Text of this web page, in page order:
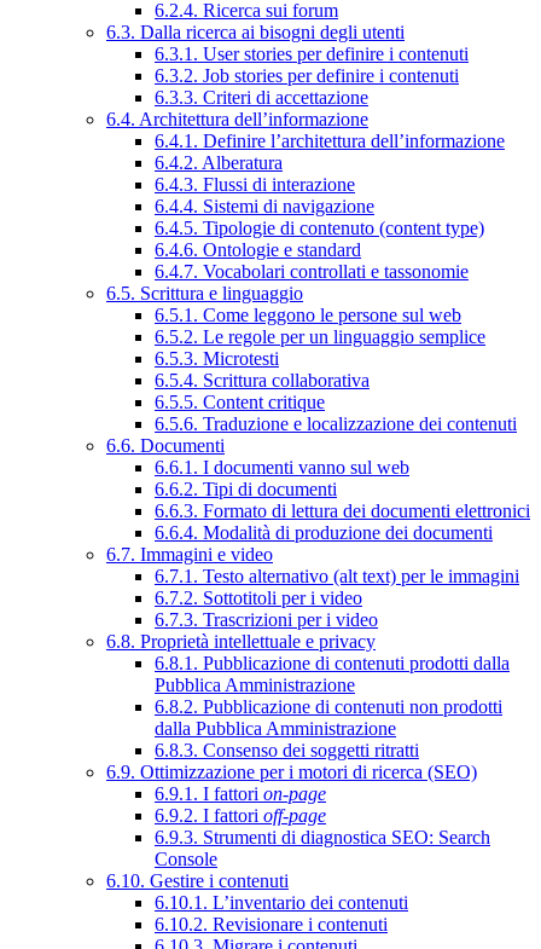
6.2.4. Ricerca sui forum
6.3. Dalla ricerca ai bisogni degli utenti
6.3.1. User stories per definire i contenuti
6.3.2. Job stories per definire i contenuti
6.3.3. Criteri di accettazione
6.4. Architettura dell’informazione
6.4.1. Definire l’architettura dell’informazione
6.4.2. Alberatura
6.4.3. Flussi di interazione
6.4.4. Sistemi di navigazione
6.4.5. Tipologie di contenuto (content type)
6.4.6. Ontologie e standard
6.4.7. Vocabolari controllati e tassonomie
6.5. Scrittura e linguaggio
6.5.1. Come leggono le persone sul web
6.5.2. Le regole per un linguaggio semplice
6.5.3. Microtesti
6.5.4. Scrittura collaborativa
6.5.5. Content critique
6.5.6. Traduzione e localizzazione dei contenuti
6.6. Documenti
6.6.1. I documenti vanno sul web
6.6.2. Tipi di documenti
6.6.3. Formato di lettura dei documenti elettronici
6.6.4. Modalità di produzione dei documenti
6.7. Immagini e video
6.7.1. Testo alternativo (alt text) per le immagini
6.7.2. Sottotitoli per i video
6.7.3. Trascrizioni per i video
6.8. Proprietà intellettuale e privacy
6.8.1. Pubblicazione di contenuti prodotti dalla
Pubblica Amministrazione
6.8.2. Pubblicazione di contenuti non prodotti
dalla Pubblica Amministrazione
6.8.3. Consenso dei soggetti ritratti
6.9. Ottimizzazione per i motori di ricerca (SEO)
6.9.1. I fattori on-page
6.9.2. I fattori off-page
6.9.3. Strumenti di diagnostica SEO: Search
Console
6.10. Gestire i contenuti
6.10.1. L’inventario dei contenuti
6.10.2. Revisionare i contenuti